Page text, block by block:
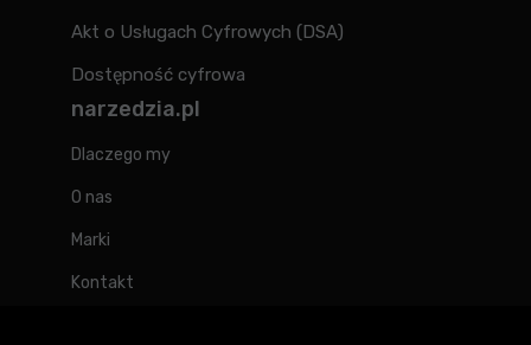
Akt o Usługach Cyfrowych (DSA)
Dostępność cyfrowa
narzedzia.pl
Dlaczego my
O nas
Marki
Kontakt